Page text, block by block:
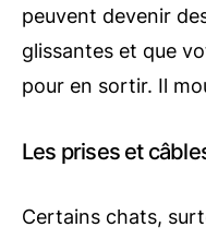
peuvent devenir
glissantes et que
pour en sortir. Il
Les prises et
Certains chats,